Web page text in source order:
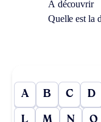
À découvrir
Quelle est la
A B C D